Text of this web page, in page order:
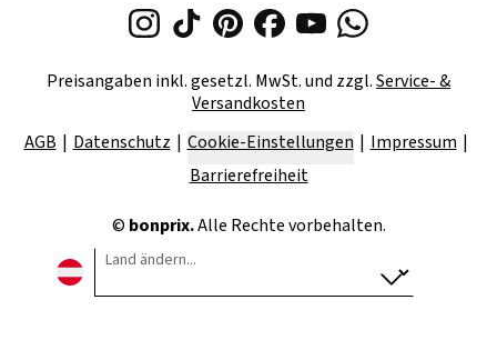
Preisangaben inkl. gesetzl. MwSt. und zzgl.Service- &
Versandkosten
AGB
Datenschutz Cookie-Einstellungen
Impressum
Barrierefreiheit
© bonprix.Alle Rechte vorbehalten.
Land ändern...